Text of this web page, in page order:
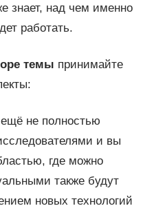
знает, над чем именно
работать.
темы принимайте
не полностью
и вы
где можно
также будут
новых технологий